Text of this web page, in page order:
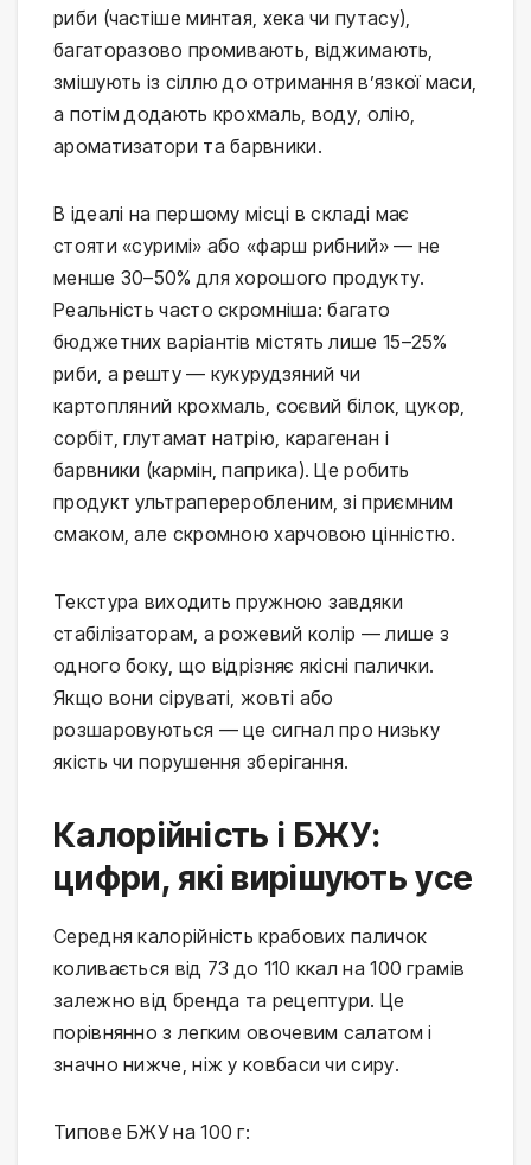
риби (частіше минтая, хека чи путасу),
багаторазово промивають, віджимають,
змішують із сіллю до отримання в’язкої маси,
а потім додають крохмаль, воду, олію,
ароматизатори та барвники.
В ідеалі на першому місці в складі має
стояти «суримі» або «фарш рибний» — не
менше 30–50% для хорошого продукту.
Реальність часто скромніша: багато
бюджетних варіантів містять лише 15–25%
риби, а решту — кукурудзяний чи
картопляний крохмаль, соєвий білок, цукор,
сорбіт, глутамат натрію, карагенан і
барвники (кармін, паприка). Це робить
продукт ультрапереробленим, зі приємним
смаком, але скромною харчовою цінністю.
Текстура виходить пружною завдяки
стабілізаторам, а рожевий колір — лише з
одного боку, що відрізняє якісні палички.
Якщо вони сіруваті, жовті або
розшаровуються — це сигнал про низьку
якість чи порушення зберігання.
Калорійність і БЖУ:
цифри, які вирішують усе
Середня калорійність крабових паличок
коливається від 73 до 110 ккал на 100 грамів
залежно від бренда та рецептури. Це
порівнянно з легким овочевим салатом і
значно нижче, ніж у ковбаси чи сиру.
Типове БЖУ на 100 г: